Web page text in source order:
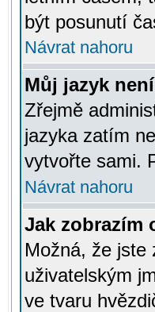
být posunutí
Návrat nahoru
Můj jazyk
Zřejmě
jazyka zatím
vytvořte sami.
Návrat nahoru
Jak zobrazím
Možná, že jste
uživatelským
ve tvaru